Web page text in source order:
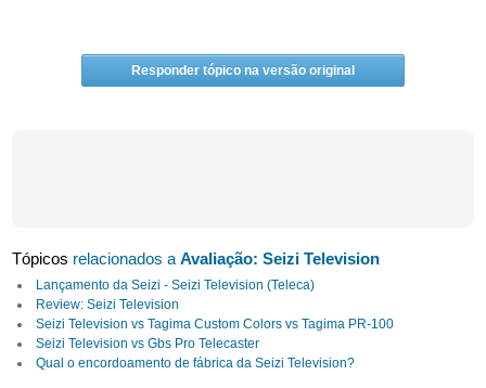
Responder tópico na versão original
Tópicos relacionados aAvaliação: Seizi Television
Lançamento da Seizi - Seizi Television (Teleca)
Review: Seizi Television
Seizi Television vs Tagima Custom Colors vs Tagima PR-100
Seizi Television vs Gbs Pro Telecaster
Qual o encordoamento de fábrica da Seizi Television?